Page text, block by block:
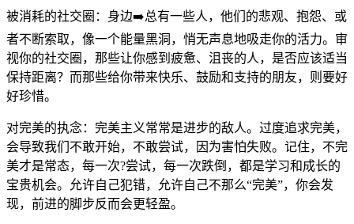
被消耗的社交圈：身边➡️总有一些人，他们的悲观、抱怨、或
者不断索取，像一个能量黑洞，悄无声息地吸走你的活力。审
视你的社交圈，那些让你感到疲惫、沮丧的人，是否应该适当
保持距离？而那些给你带来快乐、鼓励和支持的朋友，则要好
好珍惜。
对完美的执念：完美主义常常是进步的敌人。过度追求完美，
会导致我们不敢开始，不敢尝试，因为害怕失败。记住，不完
美才是常态，每一次?尝试，每一次跌倒，都是学习和成长的
宝贵机会。允许自己犯错，允许自己不那么“完美”，你会发
现，前进的脚步反而会更轻盈。